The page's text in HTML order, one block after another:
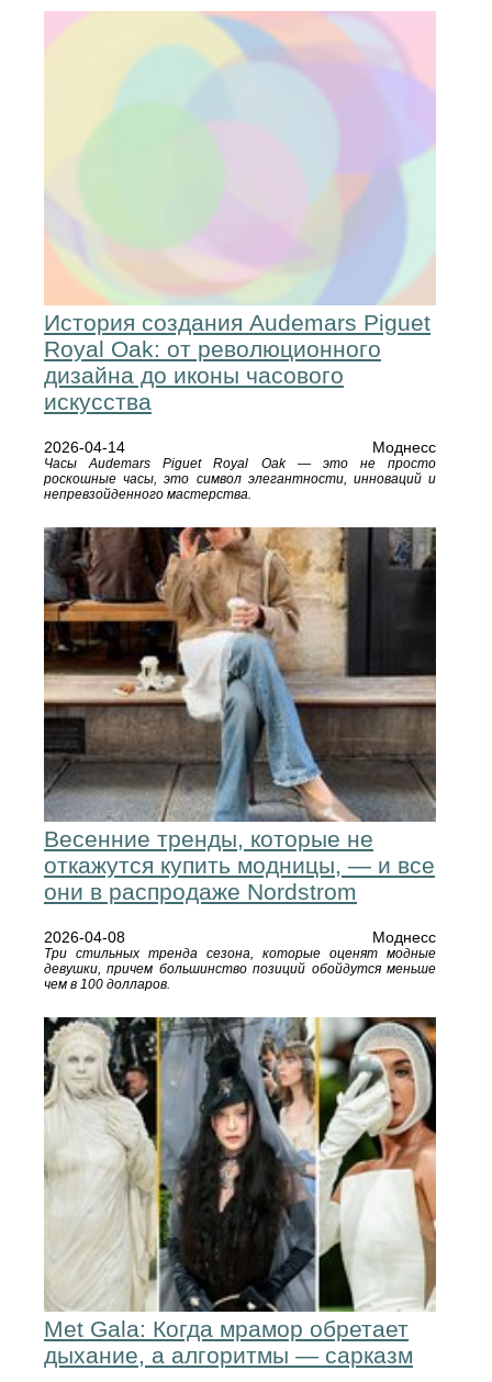
История создания Audemars Piguet
Royal Oak: от революционного
дизайна до иконы часового
искусства
2026-04-14 Моднесс
Часы Audemars Piguet Royal Oak — это не просто
роскошные часы, это символ элегантности, инноваций и
непревзойденного мастерства.
Весенние тренды, которые не
откажутся купить модницы, — и все
они в распродаже Nordstrom
2026-04-08 Моднесс
Три стильных тренда сезона, которые оценят модные
девушки, причем большинство позиций обойдутся меньше
чем в 100 долларов.
Met Gala: Когда мрамор обретает
дыхание, а алгоритмы — сарказм